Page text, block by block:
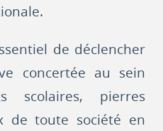
de déclencher
concertée au sein
scolaires, pierres
de toute société en